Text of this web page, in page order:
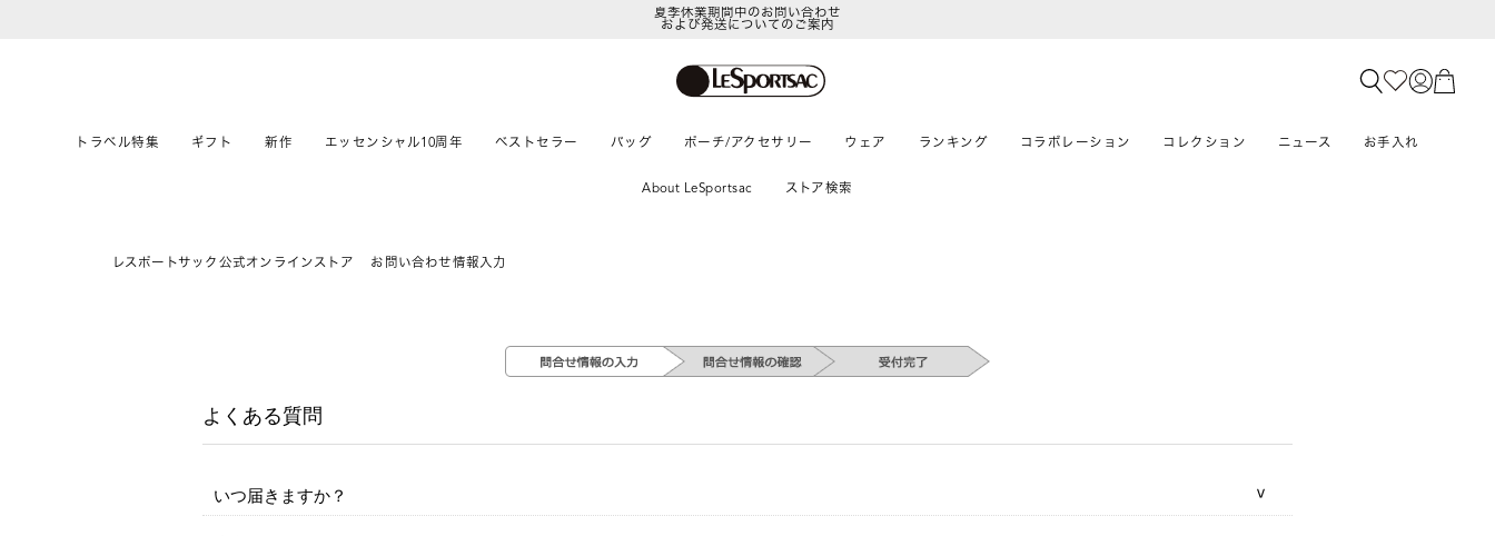
夏季休業期間中のお問い合わせ
および発送についてのご案内
トラベル特集 ギフト 新作 エッセンシャル10周年 ベストセラー バッグ ポーチ/アクセサリー ウェア ランキング コラボレーション コレクション ニュース お手入れ
About LeSportsac ストア検索
レスポートサック公式オンラインストア お問い合わせ情報入力
よくある質問
いつ届きますか？